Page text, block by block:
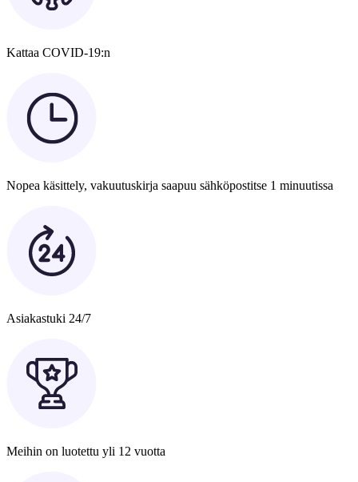
Kattaa COVID-19:n
Nopea käsittely, vakuutuskirja saapuu sähköpostitse 1 minuutissa
Asiakastuki 24/7
Meihin on luotettu yli 12 vuotta